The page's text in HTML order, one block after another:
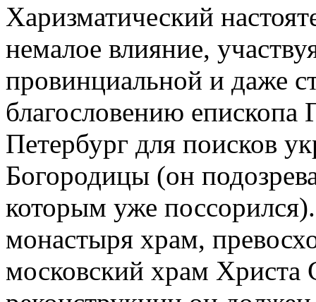
Харизматический
немалое влияние,
провинциальной и даже
благословению епископа
Петербург для поисков
Богородицы (он
которым уже
монастыря храм,
московский храм Христа